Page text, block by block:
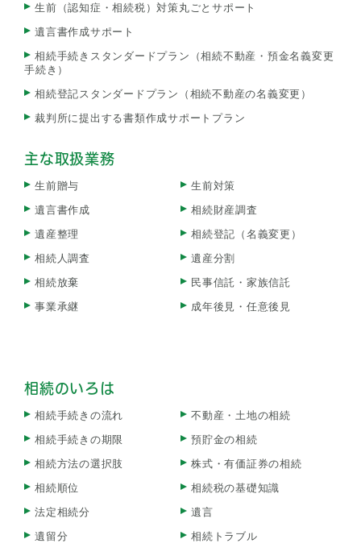
生前（認知症・相続税）対策丸ごとサポート
遺言書作成サポート
相続手続きスタンダードプラン（相続不動産・預金名義変更
手続き）
相続登記スタンダードプラン（相続不動産の名義変更）
裁判所に提出する書類作成サポートプラン
主な取扱業務
生前贈与
遺言書作成
遺産整理
相続人調査
相続放棄
事業承継
生前対策
相続財産調査
相続登記（名義変更）
遺産分割
民事信託・家族信託
成年後見・任意後見
相続のいろは
相続手続きの流れ
相続手続きの期限
相続方法の選択肢
相続順位
法定相続分
遺留分
不動産・土地の相続
預貯金の相続
株式・有価証券の相続
相続税の基礎知識
遺言
相続トラブル